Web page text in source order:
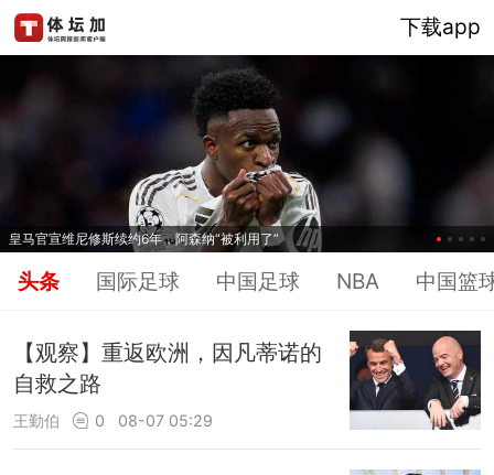
下载app
皇马官宣维尼修斯续约6年，阿森纳“被利用了”
头条 国际足球 中国足球 NBA 中国篮
【观察】重返欧洲，因凡蒂诺的
自救之路
王勤伯 0 08-07 05:29